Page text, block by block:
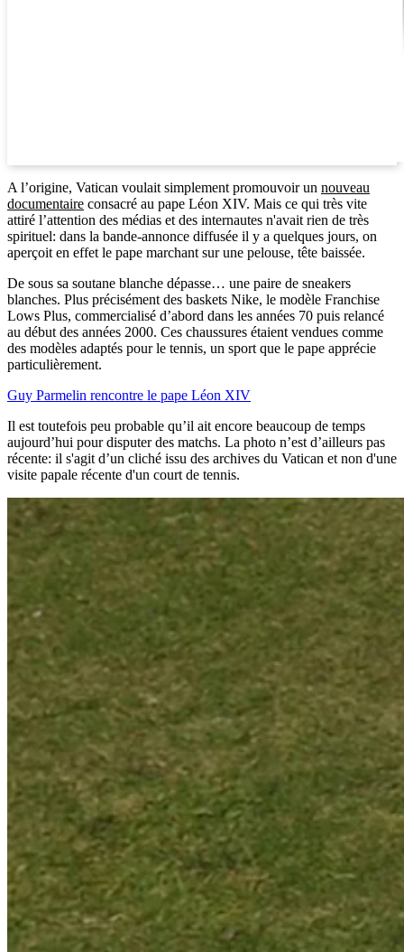
A l’origine, Vatican voulait simplement promouvoir un nouveau
documentaire consacré au pape Léon XIV. Mais ce qui très vite
attiré l’attention des médias et des internautes n'avait rien de très
spirituel: dans la bande-annonce diffusée il y a quelques jours, on
aperçoit en effet le pape marchant sur une pelouse, tête baissée.
De sous sa soutane blanche dépasse… une paire de sneakers
blanches. Plus précisément des baskets Nike, le modèle Franchise
Lows Plus, commercialisé d’abord dans les années 70 puis relancé
au début des années 2000. Ces chaussures étaient vendues comme
des modèles adaptés pour le tennis, un sport que le pape apprécie
particulièrement.
Guy Parmelin rencontre le pape Léon XIV
Il est toutefois peu probable qu’il ait encore beaucoup de temps
aujourd’hui pour disputer des matchs. La photo n’est d’ailleurs pas
récente: il s'agit d’un cliché issu des archives du Vatican et non d'une
visite papale récente d'un court de tennis.